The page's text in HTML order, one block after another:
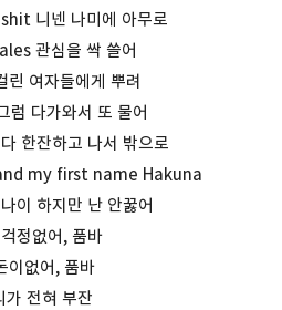
니넨 나미에 아무로
관심을 싹 쓸어
린 여자들에게 뿌려
럼 다가와서 또 물어
한잔하고 나서 밖으로
my first name Hakuna
이 하지만 난 안꿇어
정없어, 품바
이없어, 품바
가 전혀 부잔